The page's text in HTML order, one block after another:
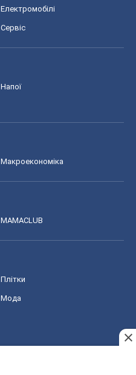
Електромобілі
Сервіс
Напої
Макроекономіка
MAMACLUB
Плітки
Мода